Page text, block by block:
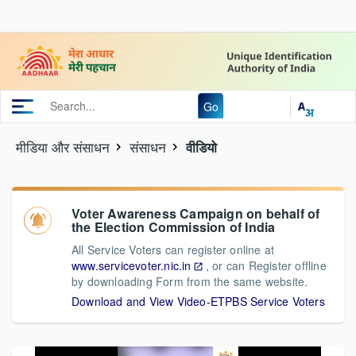
Go
मीडिया और संसाधन संसाधन वीडियो
Voter Awareness Campaign on behalf of
the Election Commission of India
All Service Voters can register online at
www.servicevoter.nic.in
, or can Register offline
by downloading Form from the same website.
Download and View Video-ETPBS Service Voters